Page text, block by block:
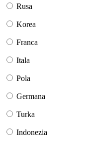
Rusa
Korea
Franca
Itala
Pola
Germana
Turka
Indonezia